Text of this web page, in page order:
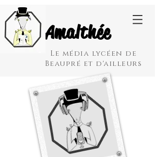
Amalthée
Le média lycéen de
Beaupré et d'ailleurs